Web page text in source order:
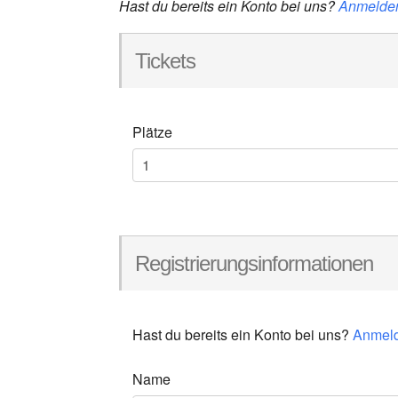
Hast du bereits ein Konto bei uns?
Tickets
Plätze
Registrierungsinformationen
Hast du bereits ein Konto bei uns?
Name